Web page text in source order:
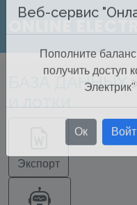
ONLINE
БАЗА ДАННЫХ
и лотки
Экспорт
Пополните
получить доступ
Ок